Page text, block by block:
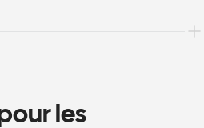
les